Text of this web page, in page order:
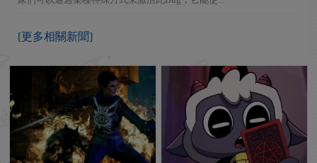
[更多相關新聞]